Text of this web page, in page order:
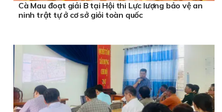
Cà Mau đoạt giải B tại Hội thi Lực lượng bảo vệ an
ninh trật tự ở cơ sở giỏi toàn quốc